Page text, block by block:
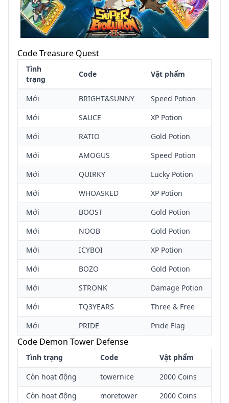
Code Treasure Quest
Tình
trạng
Code Vật phẩm
Mới BRIGHT&SUNNY
Speed Potion
Mới
SAUCE
XP Potion
Mới
RATIO
Gold Potion
Mới
AMOGUS
Speed Potion
Mới
QUIRKY
Lucky Potion
Mới
WHOASKED
XP Potion
Mới
BOOST
Gold Potion
Mới
NOOB
Gold Potion
Mới
ICYBOI
XP Potion
Mới
BOZO
Gold Potion
Mới
STRONK
Damage Potion
Mới
TQ3YEARS
Three & Free
Mới
PRIDE Pride Flag
Code Demon Tower Defense
Tình trạng Code
Vật phẩm
Còn hoạt động
towernice
2000 Coins
Còn hoạt động
moretower
2000 Coins